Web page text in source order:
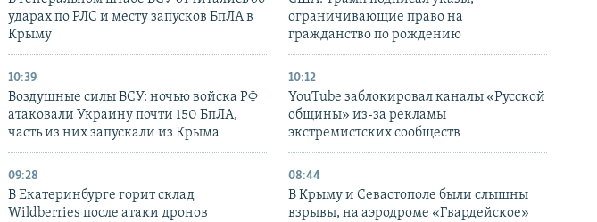
ударах по РЛС и месту запусков БпЛА в
Крыму
ограничивающие право на
гражданство по рождению
10:39
Воздушные силы ВСУ: ночью войска РФ
атаковали Украину почти 150 БпЛА,
часть из них запускали из Крыма
10:12
YouTube заблокировал каналы «Русской
общины» из-за рекламы
экстремистских сообществ
09:28
В Екатеринбурге горит склад
Wildberries после атаки дронов
08:44
В Крыму и Севастополе были слышны
взрывы, на аэродроме «Гвардейское»